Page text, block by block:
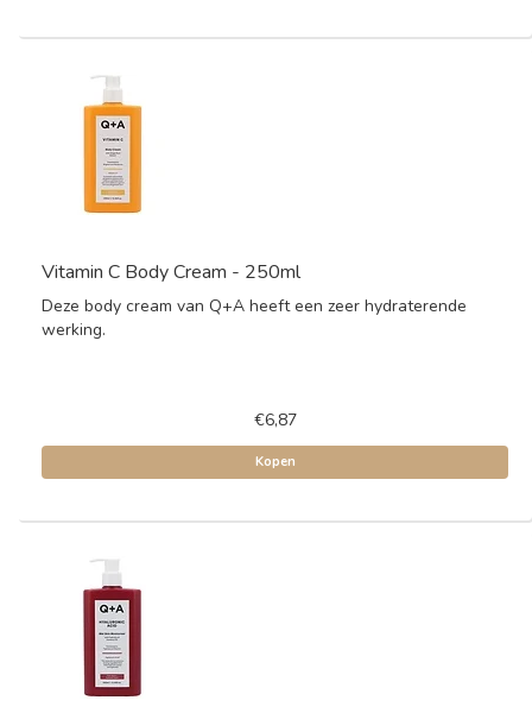
Vitamin C Body Cream - 250ml
Deze body cream van Q+A heeft een zeer hydraterende
werking.
€6,87
Kopen